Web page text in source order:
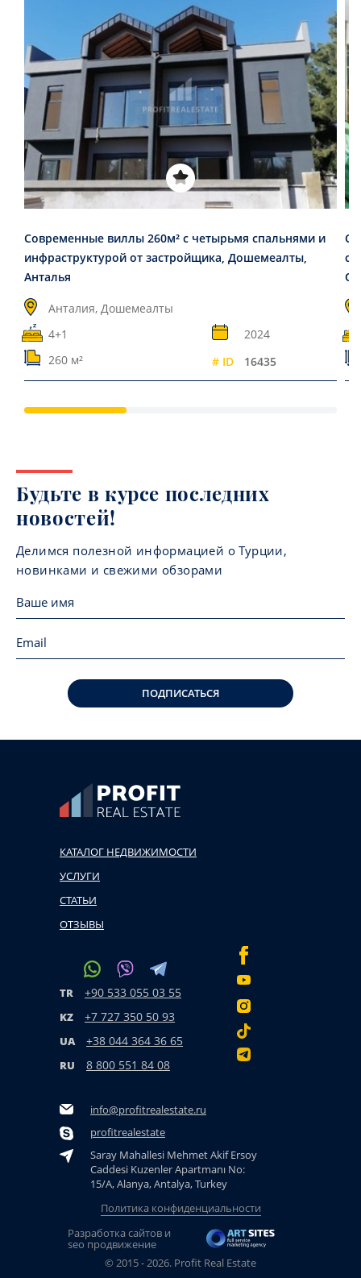
Современные виллы 260м² с четырьмя спальнями и
инфраструктурой от застройщика, Дошемеалты,
Анталья
Анталия, Дошемеалты
4+1
2024
260 м²
# ID 16435
Будьте в курсе последних
новостей!
Делимся полезной информацией о Турции,
новинками и свежими обзорами
ПОДПИСАТЬСЯ
КАТАЛОГ НЕДВИЖИМОСТИ
УСЛУГИ
СТАТЬИ
ОТЗЫВЫ
TR +90 533 055 03 55
KZ +7 727 350 50 93
UA +38 044 364 36 65
RU 8 800 551 84 08
info@profitrealestate.ru
profitrealestate
Saray Mahallesi Mehmet Akif Ersoy
Caddesi Kuzenler Apartmanı No:
15/A, Alanya, Antalya, Turkey
© 2015 - 2026. Profit Real Estate
Политика конфиденциальности
Разработка сайтов и
seo продвижение